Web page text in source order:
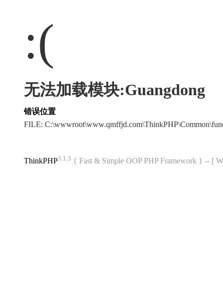
:(
无法加载模块:Guangdong
错误位置
FILE:
ThinkPHP3.1.3 { Fast & Simple OOP PHP Framework } -- [